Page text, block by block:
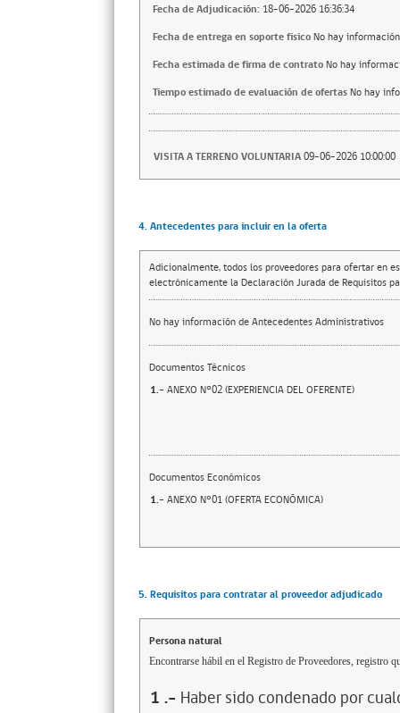
Fecha de Adjudicación: 18-06-2026 16:36:34
Fecha de entrega en soporte fisicoNo hay información
Fecha estimada de firma de contratoNo hay
Tiempo estimado de evaluación de ofertasNo hay
VISITA A TERRENO VOLUNTARIA09-06-2026 10:00:00
4. Antecedentes para incluir en la oferta
Adicionalmente, todos los proveedores para ofertar en
electrónicamente la Declaración Jurada de Requisitos
No hay información de Antecedentes Administrativos
Documentos Técnicos
1.- ANEXO N°02 (EXPERIENCIA DEL OFERENTE)
Documentos Económicos
1.- ANEXO N°01 (OFERTA ECONÓMICA)
5. Requisitos para contratar al proveedor adjudicado
Persona natural
Encontrarse hábil en el Registro de Proveedores, registro
1 .- Haber sido condenado por